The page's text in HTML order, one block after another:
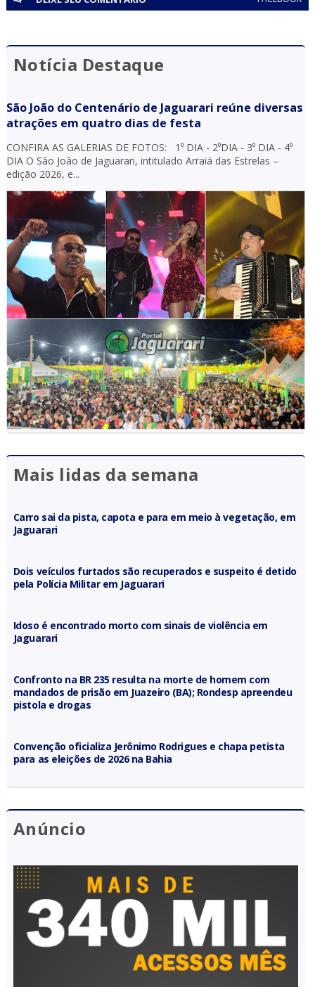
Notícia Destaque
São João do Centenário de Jaguarari reúne diversas
atrações em quatro dias de festa
CONFIRA AS GALERIAS DE FOTOS: 1⁰ DIA - 2⁰DIA - 3⁰ DIA - 4⁰
DIA O São João de Jaguarari, intitulado Arraiá das Estrelas –
edição 2026, e...
Mais lidas da semana
Carro sai da pista, capota e para em meio à vegetação, em
Jaguarari
Dois veículos furtados são recuperados e suspeito é detido
pela Polícia Militar em Jaguarari
Idoso é encontrado morto com sinais de violência em
Jaguarari
Confronto na BR 235 resulta na morte de homem com
mandados de prisão em Juazeiro (BA); Rondesp apreendeu
pistola e drogas
Convenção oficializa Jerônimo Rodrigues e chapa petista
para as eleições de 2026 na Bahia
Anúncio